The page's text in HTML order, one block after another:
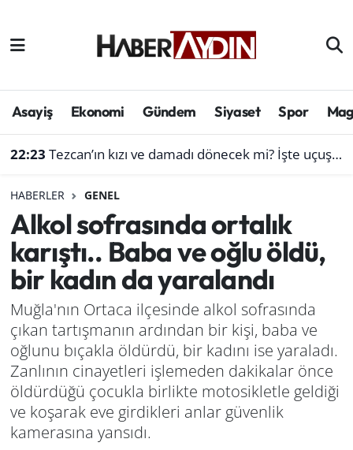
Asayiş Ekonomi Gündem Siyaset Spor
22:23 Tezcan’ın kızı ve damadı dönecek mi? İşte uçuş listesi
HABERLER GENEL
Alkol sofrasında ortalık
karıştı.. Baba ve oğlu öldü,
bir kadın da yaralandı
Muğla'nın Ortaca ilçesinde alkol sofrasında
çıkan tartışmanın ardından bir kişi, baba ve
oğlunu bıçakla öldürdü, bir kadını ise yaraladı.
Zanlının cinayetleri işlemeden dakikalar önce
öldürdüğü çocukla birlikte motosikletle geldiği
ve koşarak eve girdikleri anlar güvenlik
kamerasına yansıdı.
Afyonkarahisar
Çevre
Genel
Haber
Izmir
Kütahya
Manisa
Muğla
Aydın Hava Durumu
Süper Lig Puan Durumu ve Fikstür
Son Dakika Haberleri
Haber Arşivi